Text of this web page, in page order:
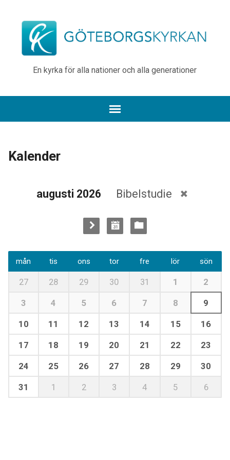
En kyrka för alla nationer och alla generationer
Kalender
augusti 2026 Bibelstudie
mån tis ons tor fre lör sön
27 28 29 30 31 1 2
3 4 5 6 7 8 9
10 11 12 13 14 15 16
17 18 19 20 21 22 23
24 25 26 27 28 29 30
31 1 2 3 4 5 6